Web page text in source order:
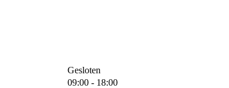
Gesloten
09:00 - 18:00